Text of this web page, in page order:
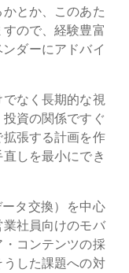
とか、このあた
ので、経験豊富
ダーにアドバイ
なく長期的な視
資の関係ですぐ
張する計画を作
しを最小にでき
タ交換）を中心
社員向けのモバ
コンテンツの採
した課題への対